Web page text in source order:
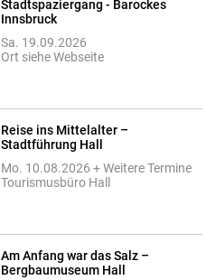
Stadtspaziergang - Barockes
Innsbruck
Sa. 19.09.2026
Ort siehe Webseite
Reise ins Mittelalter –
Stadtführung Hall
Mo. 10.08.2026 + Weitere Termine
Tourismusbüro Hall
Am Anfang war das Salz –
Bergbaumuseum Hall